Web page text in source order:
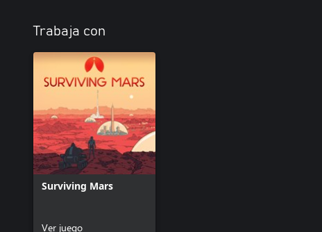
Trabaja con
Surviving Mars
Ver juego